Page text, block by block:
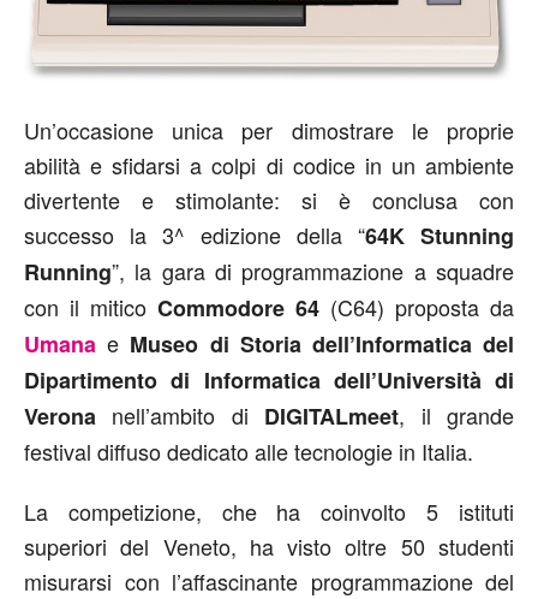
Un’occasione unica per dimostrare le proprie
abilità e sfidarsi a colpi di codice in un ambiente
divertente e stimolante: si è conclusa con
successo la 3^ edizione della “64K Stunning
Running”, la gara di programmazione a squadre
con il mitico Commodore 64 (C64) proposta da
Umana e Museo di Storia dell’Informatica del
Dipartimento di Informatica dell’Università di
Verona nell’ambito di DIGITALmeet, il grande
festival diffuso dedicato alle tecnologie in Italia.
La competizione, che ha coinvolto 5 istituti
superiori del Veneto, ha visto oltre 50 studenti
misurarsi con l’affascinante programmazione del